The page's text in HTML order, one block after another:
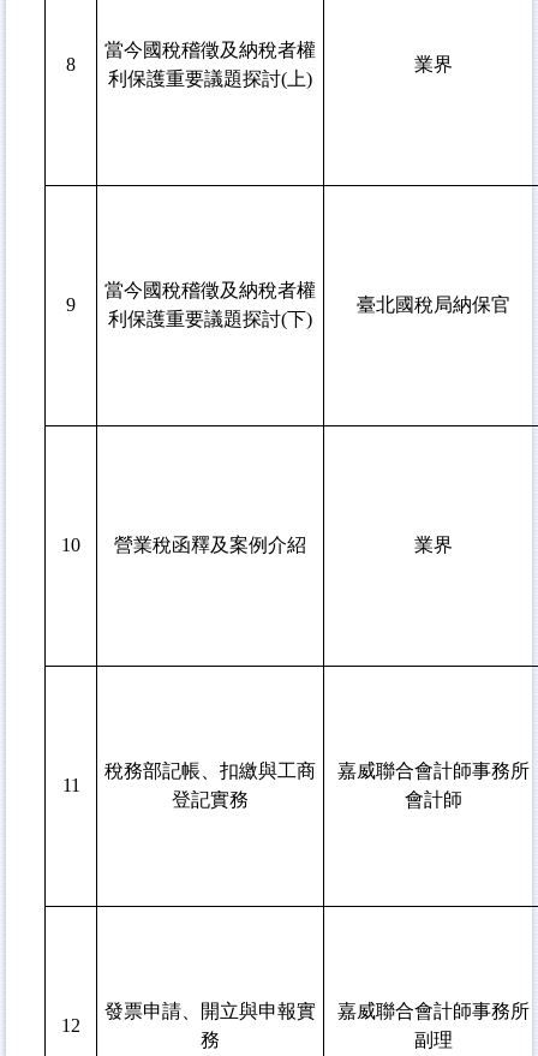
8
當今國稅稽徵及納稅者權
利保護重要議題探討(上)
業界
9
當今國稅稽徵及納稅者權
利保護重要議題探討(下)
臺北國稅局納保官
10 營業稅函釋及案例介紹 業界
11
稅務部記帳、扣繳與工商
登記實務
嘉威聯合會計師事務所
會計師
12
發票申請、開立與申報實
務
嘉威聯合會計師事務所
副理